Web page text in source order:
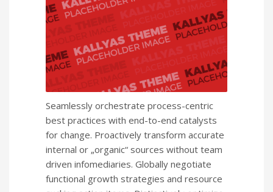
Seamlessly orchestrate process-centric
best practices with end-to-end catalysts
for change. Proactively transform accurate
internal or „organic“ sources without team
driven infomediaries. Globally negotiate
functional growth strategies and resource